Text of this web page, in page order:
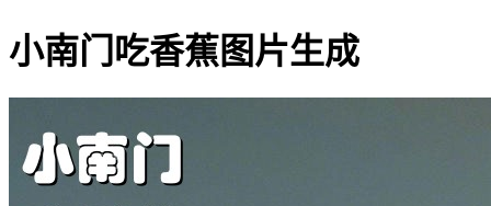
小南门吃香蕉图片生成